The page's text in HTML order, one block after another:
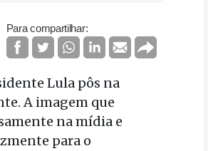
Para compartilhar:
Lula pôs na
A imagem que
na mídia e
para o